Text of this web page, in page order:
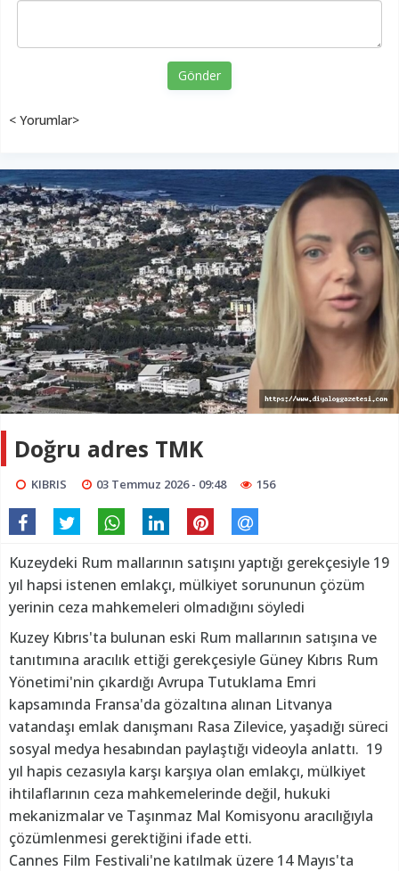
Gönder
< Yorumlar>
Doğru adres TMK
KIBRIS 03 Temmuz 2026 - 09:48 156
Kuzeydeki Rum mallarının satışını yaptığı gerekçesiyle 19
yıl hapsi istenen emlakçı, mülkiyet sorununun çözüm
yerinin ceza mahkemeleri olmadığını söyledi
Kuzey Kıbrıs'ta bulunan eski Rum mallarının satışına ve
tanıtımına aracılık ettiği gerekçesiyle Güney Kıbrıs Rum
Yönetimi'nin çıkardığı Avrupa Tutuklama Emri
kapsamında Fransa'da gözaltına alınan Litvanya
vatandaşı emlak danışmanı Rasa Zilevice, yaşadığı süreci
sosyal medya hesabından paylaştığı videoyla anlattı. 19
yıl hapis cezasıyla karşı karşıya olan emlakçı, mülkiyet
ihtilaflarının ceza mahkemelerinde değil, hukuki
mekanizmalar ve Taşınmaz Mal Komisyonu aracılığıyla
çözümlenmesi gerektiğini ifade etti.
Cannes Film Festivali'ne katılmak üzere 14 Mayıs'ta